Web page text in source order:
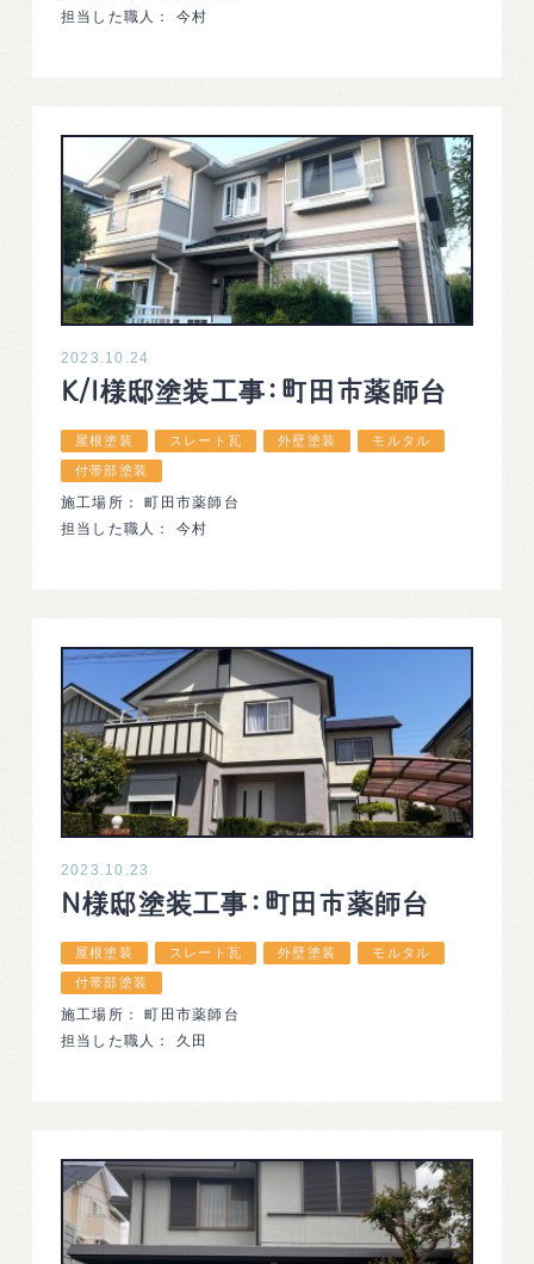
担当した職人： 今村
2023.10.24
K/I様邸塗装工事：町田市薬師台
屋根塗装 スレート瓦 外壁塗装 モルタル
付帯部塗装
施工場所： 町田市薬師台
担当した職人： 今村
2023.10.23
N様邸塗装工事：町田市薬師台
屋根塗装 スレート瓦 外壁塗装 モルタル
付帯部塗装
施工場所： 町田市薬師台
担当した職人： 久田